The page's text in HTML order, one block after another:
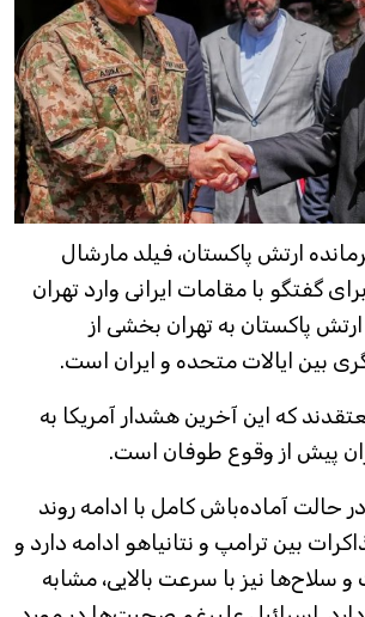
ارتش پاکستان، فیلد مارشال
گفتگو با مقامات ایرانی وارد تهران
پاکستان به تهران بخشی از
بین ایالات متحده و ایران است.
که این آخرین هشدار آمریکا به
پیش از وقوع طوفان است.
در حالت آماده‌باش کامل با ادامه روند
بین ترامپ و نتانیاهو ادامه دارد و
و سلاح‌ها نیز با سرعت بالایی، مشابه